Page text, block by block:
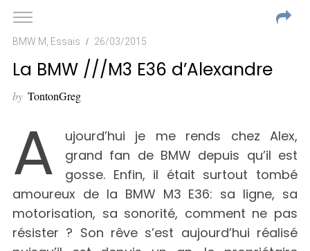
BMW M Essais 26/03/2015
La BMW ///M3 E36 d’Alexandre
by TontonGreg
A
ujourd’hui je me rends chez Alex,
grand fan de BMW depuis qu’il est
gosse. Enfin, il était surtout tombé
amoureux de la BMW M3 E36: sa ligne, sa
motorisation, sa sonorité, comment ne pas
résister ? Son rêve s’est aujourd’hui réalisé